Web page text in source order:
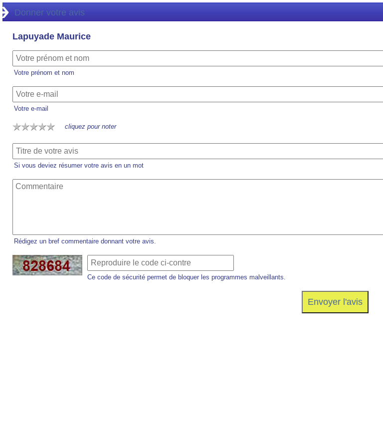
Donner votre avis
Lapuyade Maurice
Votre prénom et nom
Votre e-mail
cliquez pour noter
Si vous deviez résumer votre avis en un mot
Rédigez un bref commentaire donnant votre avis.
Ce code de sécurité permet de bloquer les programmes malveillants.